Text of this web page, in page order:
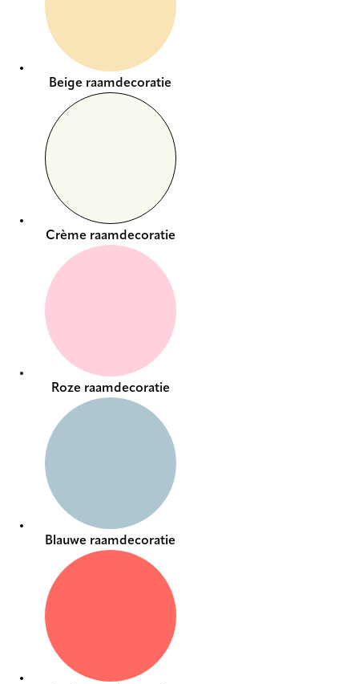
Beige raamdecoratie
Crème raamdecoratie
Roze raamdecoratie
Blauwe raamdecoratie